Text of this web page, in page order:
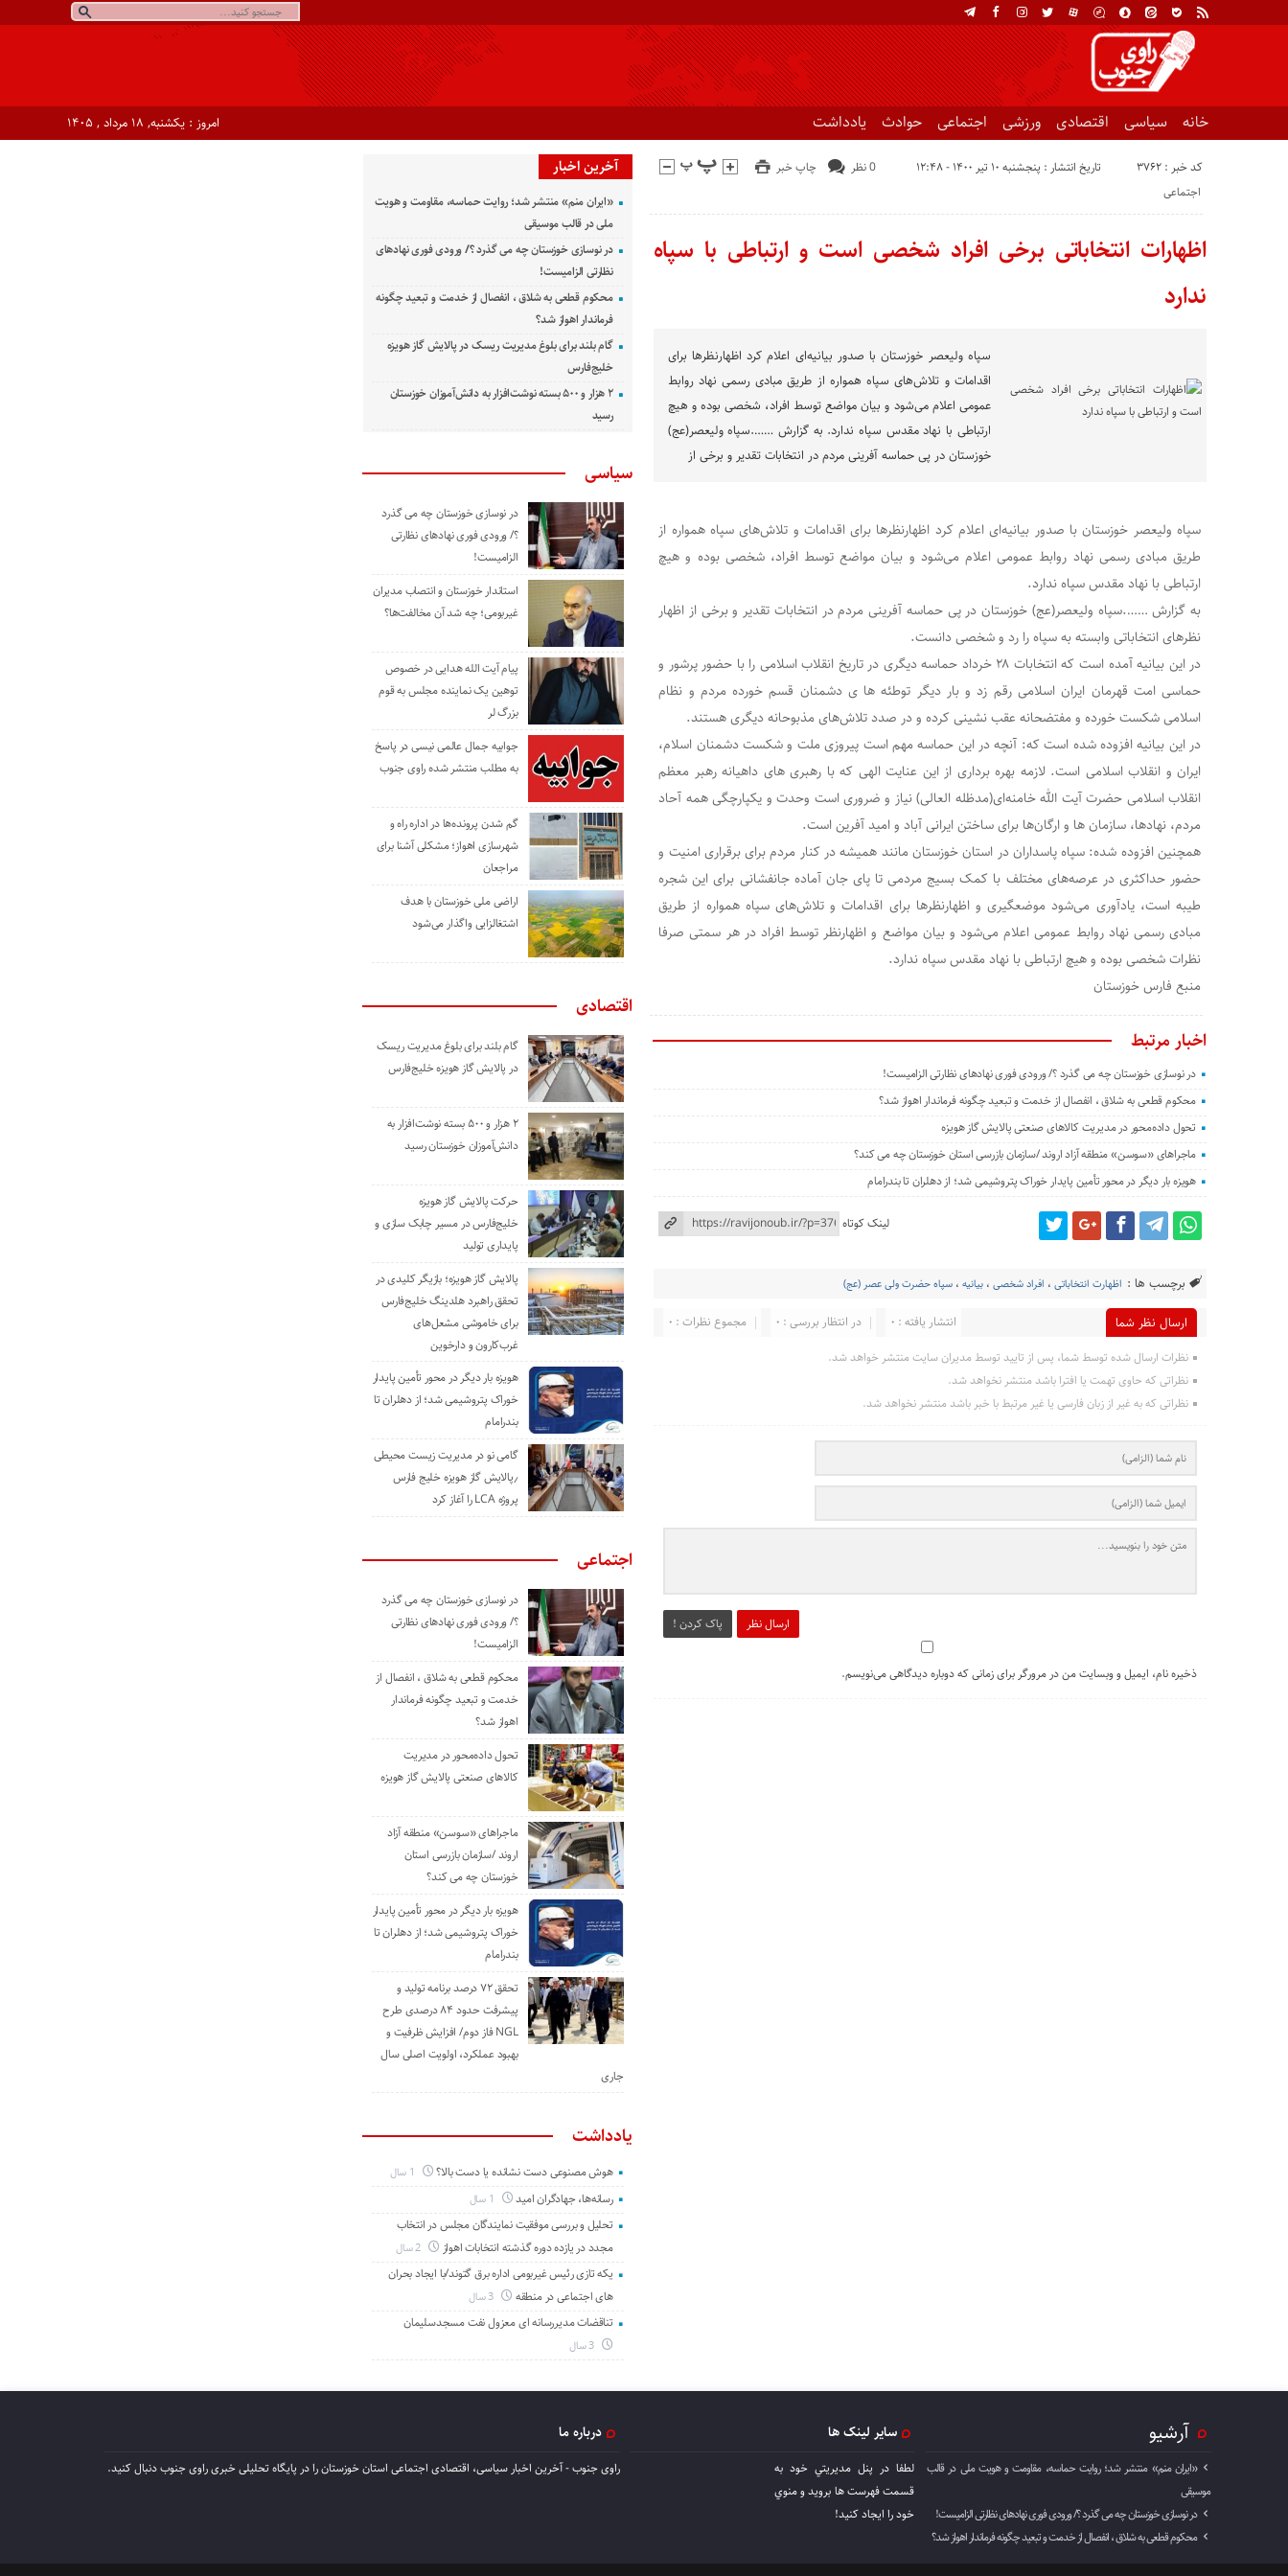
خانه سیاسی اقتصادی ورزشی اجتماعی حوادث یادداشت امروز : یکشنبه, ۱۸ مرداد , ۱۴۰۵
کد خبر : 3762 تاریخ انتشار : پنجشنبه ۱۰ تیر ۱۴۰۰ - ۱۲:۴۸ چاپ خبر
0 نظر
اجتماعی
اظهارات انتخاباتی برخی افراد شخصی است و ارتباطی با سپاه
ندارد
سپاه ولیعصر خوزستان با صدور بیانیه‌ای اعلام کرد اظهارنظرها برای
اقدامات و تلاش‌های سپاه همواره از طریق مبادی رسمی نهاد روابط
عمومی اعلام می‌شود و بیان مواضع توسط افراد، شخصی بوده و هیچ
ارتباطی با نهاد مقدس سپاه ندارد. به گزارش …….سپاه ولیعصر(عج)
خوزستان در پی حماسه آفرینی مردم در انتخابات تقدیر و برخی از
سپاه ولیعصر خوزستان با صدور بیانیه‌ای اعلام کرد اظهارنظرها برای اقدامات و تلاش‌های سپاه همواره از
طریق مبادی رسمی نهاد روابط عمومی اعلام می‌شود و بیان مواضع توسط افراد، شخصی بوده و هیچ
ارتباطی با نهاد مقدس سپاه ندارد.
به گزارش …….سپاه ولیعصر(عج) خوزستان در پی حماسه آفرینی مردم در انتخابات تقدیر و برخی از اظهار
نظرهای انتخاباتی وابسته به سپاه را رد و شخصی دانست.
در این بیانیه آمده است که انتخابات ۲۸ خرداد حماسه دیگری در تاریخ انقلاب اسلامی را با حضور پرشور و
حماسی امت قهرمان ایران اسلامی رقم زد و بار دیگر توطئه ها ی دشمنان قسم خورده مردم و نظام
اسلامی شکست خورده و مفتضحانه عقب نشینی کرده و در صدد تلاش‌های مذبوحانه دیگری هستند.
در این بیانیه افزوده شده است که: آنچه در این حماسه مهم است پیروزی ملت و شکست دشمنان اسلام،
ایران و انقلاب اسلامی است. لازمه بهره برداری از این عنایت الهی که با رهبری های داهیانه رهبر معظم
انقلاب اسلامی حضرت آیت الله خامنه‌ای(مدظله العالی) نیاز و ضروری است وحدت و یکپارچگی همه آحاد
مردم، نهادها، سازمان ها و ارگان‌ها برای ساختن ایرانی آباد و امید آفرین است.
همچنین افزوده شده: سپاه پاسداران در استان خوزستان مانند همیشه در کنار مردم برای برقراری امنیت و
حضور حداکثری در عرصه‌های مختلف با کمک بسیج مردمی تا پای جان آماده جانفشانی برای این شجره
طیبه است، یادآوری می‌شود موضعگیری و اظهارنظرها برای اقدامات و تلاش‌های سپاه همواره از طریق
مبادی رسمی نهاد روابط عمومی اعلام می‌شود و بیان مواضع و اظهارنظر توسط افراد در هر سمتی صرفا
نظرات شخصی بوده و هیچ ارتباطی با نهاد مقدس سپاه ندارد.
منبع فارس خوزستان
اخبار مرتبط
در نوسازی خوزستان چه می گذرد ؟/ ورودی فوری نهادهای نظارتی الزامیست!
محکوم قطعی به شلاق ، انفصال از خدمت و تبعید چگونه فرماندار اهواز شد؟
تحول داده‌محور در مدیریت کالاهای صنعتی پالایش گاز هویزه
ماجراهای «سوسن» منطقه آزاد اروند /سازمان بازرسی استان خوزستان چه می کند؟
هویزه بار دیگر در محور تأمین پایدار خوراک پتروشیمی شد؛ از دهلران تا بندرامام
لینک کوتاه
برچسب ها : اظهارت انتخاباتی ، افراد شخصی ،بیانیه ،سپاه حضرت ولی عصر (عج)
ارسال نظر شما مجموع نظرات : 0 در انتظار بررسی : 0 انتشار یافته : 0
نظرات ارسال شده توسط شما، پس از تایید توسط مدیران سایت منتشر خواهد شد.
نظراتی که حاوی تهمت یا افترا باشد منتشر نخواهد شد.
نظراتی که به غیر از زبان فارسی یا غیر مرتبط با خبر باشد منتشر نخواهد شد.
ارسال نظر پاک کردن !
ذخیره نام، ایمیل و وبسایت من در مرورگر برای زمانی که دوباره دیدگاهی می‌نویسم.
آخرین اخبار
«ایران منم» منتشر شد؛ روایت حماسه، مقاومت و هویت
ملی در قالب موسیقی
در نوسازی خوزستان چه می گذرد ؟/ ورودی فوری نهادهای
نظارتی الزامیست!
محکوم قطعی به شلاق ، انفصال از خدمت و تبعید چگونه
فرماندار اهواز شد؟
گام بلند برای بلوغ مدیریت ریسک در پالایش گاز هویزه
خلیج‌فارس
۲ هزار و ۵۰۰ بسته نوشت‌افزار به دانش‌آموزان خوزستان
رسید
سیاسی
در نوسازی خوزستان چه می گذرد
؟/ ورودی فوری نهادهای نظارتی
الزامیست!
استاندار خوزستان و انتصاب مدیران
غیربومی؛ چه شد آن مخالفت‌ها؟
پیام آیت الله هدایی در خصوص
توهین یک نماینده مجلس به قوم
بزرگ لر
جوابیه جمال عالمی نیسی در پاسخ
به مطلب منتشر شده راوی جنوب
گم شدن پرونده‌ها در اداره راه و
شهرسازی اهواز؛ مشکلی آشنا برای
مراجعان
اراضی ملی خوزستان با هدف
اشتغالزایی واگذار می‌شود
اقتصادی
گام بلند برای بلوغ مدیریت ریسک
در پالایش گاز هویزه خلیج‌فارس
۲ هزار و ۵۰۰ بسته نوشت‌افزار به
دانش‌آموزان خوزستان رسید
حرکت پالایش گاز هویزه
خلیج‌فارس در مسیر چابک سازی و
پایداری تولید
پالایش گاز هویزه؛ بازیگر کلیدی در
تحقق راهبرد هلدینگ خلیج‌فارس
برای خاموشی مشعل‌های
غرب‌کارون و دارخوین
هویزه بار دیگر در محور تأمین پایدار
خوراک پتروشیمی شد؛ از دهلران تا
بندرامام
گامی نو در مدیریت زیست ‌محیطی
٫پالایش گاز هویزه خلیج ‌فارس
پروژه LCA را آغاز کرد
اجتماعی
در نوسازی خوزستان چه می گذرد
؟/ ورودی فوری نهادهای نظارتی
الزامیست!
محکوم قطعی به شلاق ، انفصال از
خدمت و تبعید چگونه فرماندار
اهواز شد؟
تحول داده‌محور در مدیریت
کالاهای صنعتی پالایش گاز هویزه
ماجراهای «سوسن» منطقه آزاد
اروند /سازمان بازرسی استان
خوزستان چه می کند؟
هویزه بار دیگر در محور تأمین پایدار
خوراک پتروشیمی شد؛ از دهلران تا
بندرامام
تحقق ۷۲ درصد برنامه تولید و
پیشرفت حدود ۸۴ درصدی طرح
NGL فاز دوم/ افزایش ظرفیت و
بهبود عملکرد، اولویت اصلی سال
جاری
یادداشت
هوش مصنوعی دست نشانده یا دست بالا؟
رسانه‌ها، جهادگران امید
تحلیل و بررسی موفقیت نمایندگان مجلس در انتخاب
مجدد در یازده دوره گذشته انتخابات اهواز
یکه تازی رئیس غیربومی اداره برق گتوند/با ایجاد بحران
های اجتماعی در منطقه
تناقضات مدیررسانه ای معزول نفت مسجدسلیمان
آرشیو
«ایران منم» منتشر شد؛ روایت حماسه، مقاومت و هویت ملی در قالب
موسیقی
در نوسازی خوزستان چه می گذرد ؟/ ورودی فوری نهادهای نظارتی الزامیست!
محکوم قطعی به شلاق ، انفصال از خدمت و تبعید چگونه فرماندار اهواز شد؟
سایر لینک ها
لطفا در پنل مديريتي خود به
قسمت فهرست ها برويد و منوي
خود را ايجاد كنيد!
درباره ما
راوی جنوب - آخرین اخبار سیاسی، اقتصادی اجتماعی استان خوزستان را در پایگاه تحلیلی خبری راوی جنوب دنبال کنید.